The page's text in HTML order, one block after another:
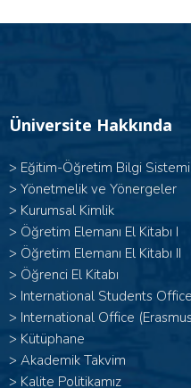
Üniversite Hakkında
> Eğitim-Öğretim Bilgi
> Yönetmelik ve Yönergeler
> Kurumsal Kimlik
> Öğretim Elemanı El Kitabı I
> Öğretim Elemanı El Kitabı II
> Öğrenci El Kitabı
> International Students Office
> International Office
> Kütüphane
> Akademik Takvim
> Kalite Politikamız